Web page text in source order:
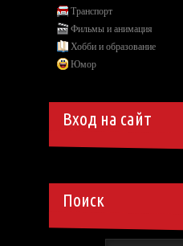
Транспорт
Фильмы и анимация
Хобби и образование
Юмор
Вход на сайт
Поиск